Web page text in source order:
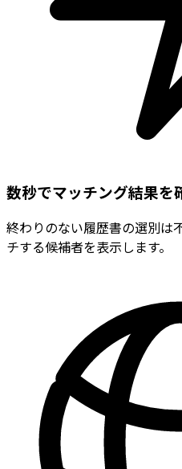
数秒でマッチング結果を
終わりのない履歴書の選別は
チする候補者を表示します。